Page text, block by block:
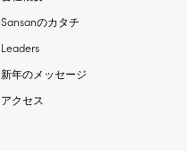
Sansanのカタチ
Leaders
新年のメッセージ
アクセス